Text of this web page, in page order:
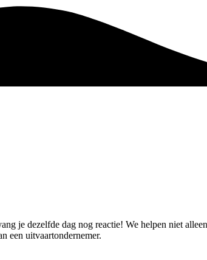
je dezelfde dag nog reactie! We helpen niet
een uitvaartondernemer.